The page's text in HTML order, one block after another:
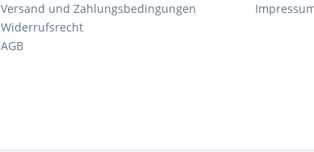
Versand und Zahlungsbedingungen
Widerrufsrecht
AGB